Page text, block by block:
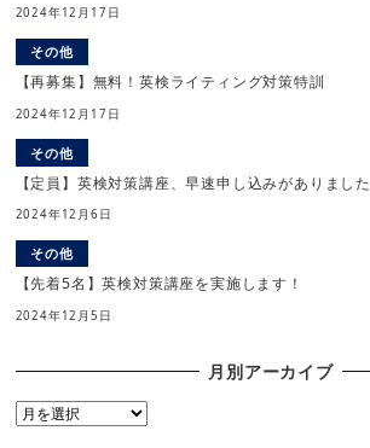
2024年12月17日
その他
【再募集】無料！英検ライティング対策特訓
2024年12月17日
その他
【定員】英検対策講座、早速申し込みがありました
2024年12月6日
その他
【先着5名】英検対策講座を実施します！
2024年12月5日
月別アーカイブ
月